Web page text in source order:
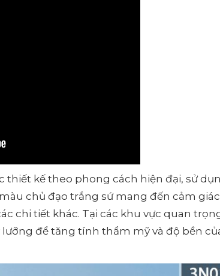
kế theo phong cách hiện đại, sử
chủ đạo trắng sứ mang đến cảm giác
chi tiết khác. Tại các khu vực quan
để tăng tính thẩm mỹ và độ bền